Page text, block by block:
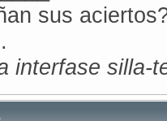
sus
interfase silla-